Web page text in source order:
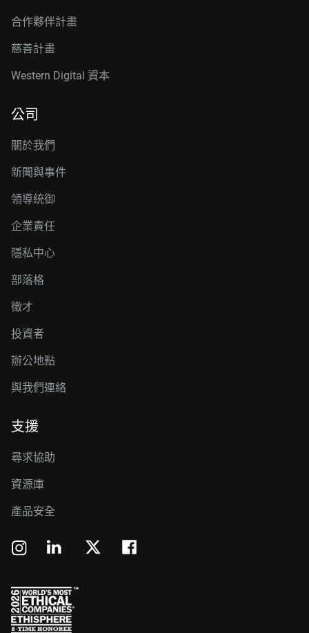
合作夥伴計畫
慈善計畫
Western Digital 資本
公司
關於我們
新聞與事件
領導統御
企業責任
隱私中心
部落格
徵才
投資者
辦公地點
與我們連絡
支援
尋求協助
資源庫
產品安全